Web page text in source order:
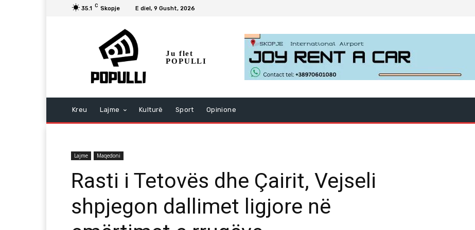
35.1 C Skopje E diel, 9 Gusht, 2026
Ju flet
POPULLI
Kreu Lajme Kulturë Sport Opinione
Lajme Maqedoni
Rasti i Tetovës dhe Çairit, Vejseli
shpjegon dallimet ligjore në